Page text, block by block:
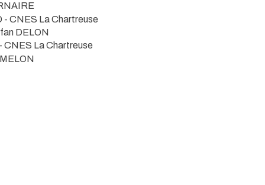
- CNES La Chartreuse
DELON
CNES La Chartreuse